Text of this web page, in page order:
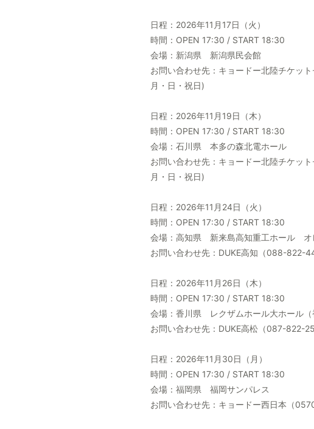
日程：2026年11月17日（火）
時間：OPEN 17:30 / START 18:30
会場：新潟県 新潟県民会館
お問い合わせ先：キョードー北陸チケ
月・日・祝日)
日程：2026年11月19日（木）
時間：OPEN 17:30 / START 18:30
会場：石川県 本多の森北電ホール
お問い合わせ先：キョードー北陸チケ
月・日・祝日)
日程：2026年11月24日（火）
時間：OPEN 17:30 / START 18:30
会場：高知県 新来島高知重工ホール オ
お問い合わせ先：DUKE高知（088-822-
日程：2026年11月26日（木）
時間：OPEN 17:30 / START 18:30
会場：香川県 レクザムホール大ホール（
お問い合わせ先：DUKE高松（087-822-
日程：2026年11月30日（月）
時間：OPEN 17:30 / START 18:30
会場：福岡県 福岡サンパレス
お問い合わせ先：キョードー西日本（